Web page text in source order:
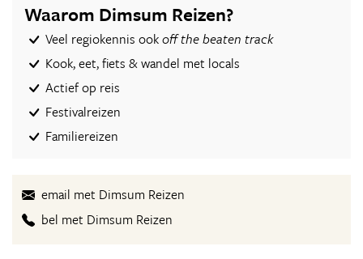
Waarom Dimsum Reizen?
Veel regiokennis ookoff the beaten track
Kook, eet, fiets & wandel met locals
Actief op reis
Festivalreizen
Familiereizen
email met Dimsum Reizen
bel met Dimsum Reizen